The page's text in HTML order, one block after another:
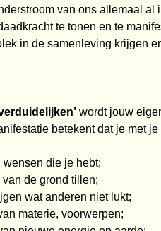
van ons allemaal
te tonen en te
in de samenleving krijgen
wordt jouw
betekent dat je met
die je hebt;
de grond tillen;
wat anderen niet lukt;
materie, voorwerpen;